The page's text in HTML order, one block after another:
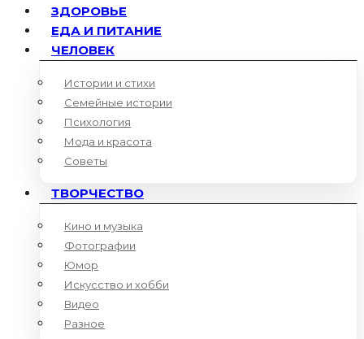
ЗДОРОВЬЕ
ЕДА И ПИТАНИЕ
ЧЕЛОВЕК
Истории и стихи
Семейные истории
Психология
Мода и красота
Советы
ТВОРЧЕСТВО
Кино и музыка
Фотографии
Юмор
Искусство и хобби
Видео
Разное